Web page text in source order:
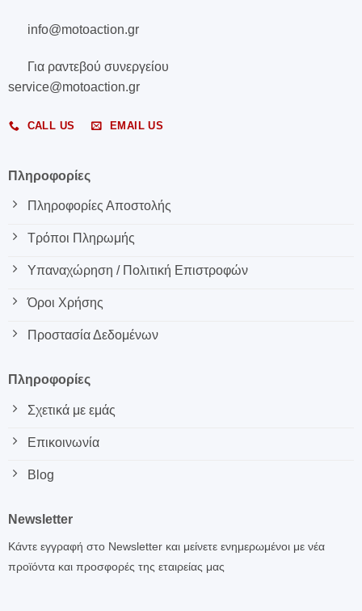
info@motoaction.gr
Για ραντεβού συνεργείου
service@motoaction.gr
CALL US EMAIL US
Πληροφορίες
Πληροφορίες Αποστολής
Τρόποι Πληρωμής
Υπαναχώρηση / Πολιτική Επιστροφών
Όροι Χρήσης
Προστασία Δεδομένων
Πληροφορίες
Σχετικά με εμάς
Επικοινωνία
Blog
Newsletter
Κάντε εγγραφή στο Newsletter και μείνετε ενημερωμένοι με νέα
προϊόντα και προσφορές της εταιρείας μας